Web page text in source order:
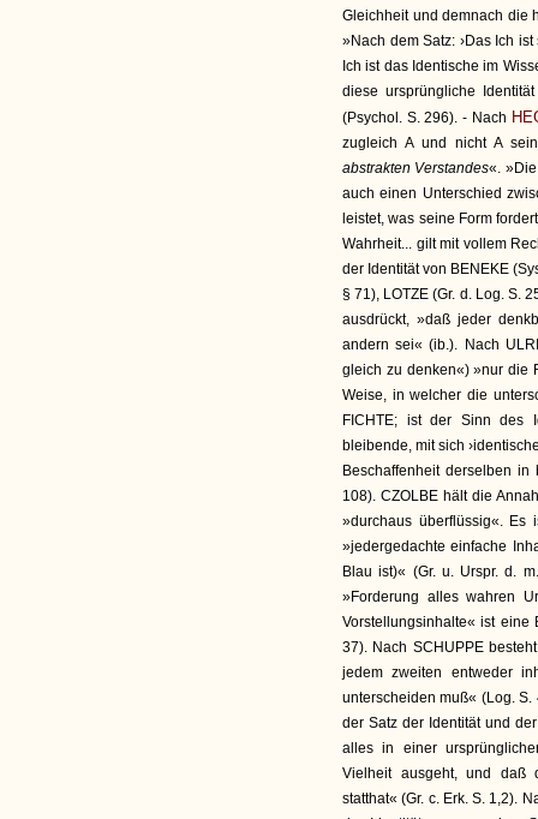
Gleichheit und demnach die
»Nach dem Satz: ›Das Ich
Ich ist das Identische im
diese ursprüngliche
(Psychol. S. 296). - Nach
zugleich A und nicht A
abstrakten Verstandes«.
auch einen Unterschied
leistet, was seine Form
Wahrheit... gilt mit vollem
der Identität von BENEKE
§ 71), LOTZE (Gr. d. Log. S.
ausdrückt, »daß jeder
andern sei« (ib.). Nach
gleich zu denken«) »nur die
Weise, in welcher die
FICHTE; ist der Sinn des
bleibende, mit sich
Beschaffenheit derselben
108). CZOLBE hält die
»durchaus überflüssig«. Es
»jedergedachte einfache
Blau ist)« (Gr. u. Urspr. d.
»Forderung alles wahren
Vorstellungsinhalte« ist eine
37). Nach SCHUPPE
jedem zweiten entweder
unterscheiden muß« (Log. S.
der Satz der Identität und
alles in einer
Vielheit ausgeht, und daß
statthat« (Gr. c. Erk. S. 1,2).